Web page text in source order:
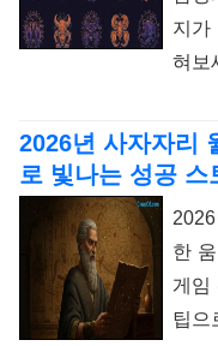
지가
혀보
2026년 사자자리
로 빛나는 성공 스
한
게임
팁으